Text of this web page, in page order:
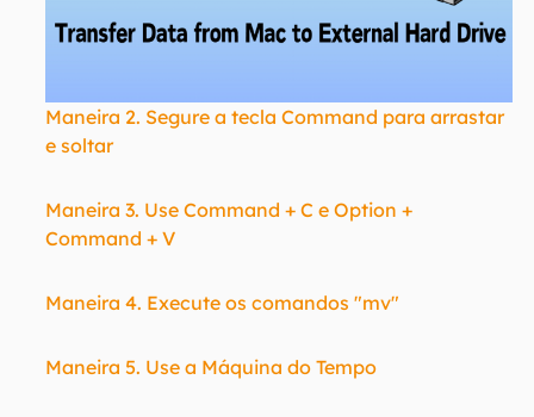
Maneira 2. Segure a tecla Command para arrastar
e soltar
Maneira 3. Use Command + C e Option +
Command + V
Maneira 4. Execute os comandos "mv"
Maneira 5. Use a Máquina do Tempo